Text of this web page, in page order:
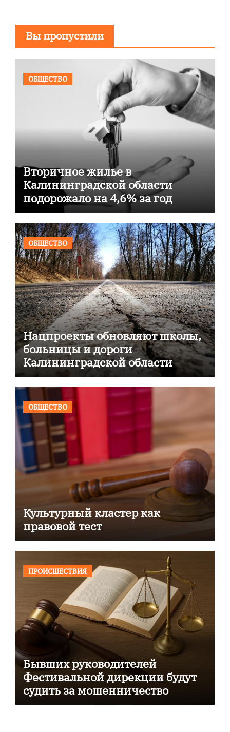
Вы пропустили
ОБЩЕСТВО
Вторичное жилье в
Калининградской области
подорожало на 4,6% за год
ОБЩЕСТВО
Нацпроекты обновляют школы,
больницы и дороги
Калининградской области
ОБЩЕСТВО
Культурный кластер как
правовой тест
ПРОИСШЕСТВИЯ
Бывших руководителей
Фестивальной дирекции будут
судить за мошенничество